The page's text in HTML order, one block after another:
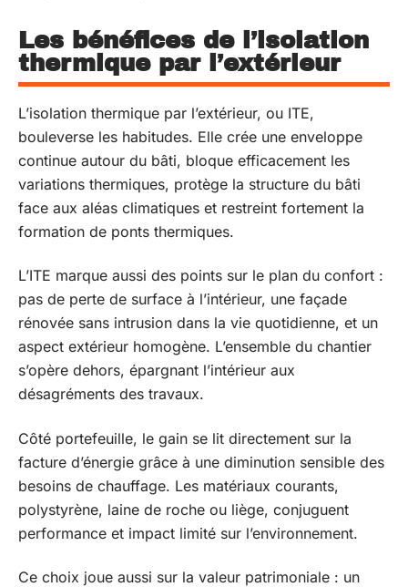
Les bénéfices de l’isolation
thermique par l’extérieur
L’isolation thermique par l’extérieur, ou ITE,
bouleverse les habitudes. Elle crée une enveloppe
continue autour du bâti, bloque efficacement les
variations thermiques, protège la structure du bâti
face aux aléas climatiques et restreint fortement la
formation de ponts thermiques.
L’ITE marque aussi des points sur le plan du confort :
pas de perte de surface à l’intérieur, une façade
rénovée sans intrusion dans la vie quotidienne, et un
aspect extérieur homogène. L’ensemble du chantier
s’opère dehors, épargnant l’intérieur aux
désagréments des travaux.
Côté portefeuille, le gain se lit directement sur la
facture d’énergie grâce à une diminution sensible des
besoins de chauffage. Les matériaux courants,
polystyrène, laine de roche ou liège, conjuguent
performance et impact limité sur l’environnement.
Ce choix joue aussi sur la valeur patrimoniale : un